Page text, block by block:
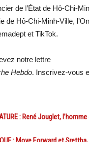
de l’État de Hô-Chi-
de Hô-Chi-Minh-Ville,
et TikTok.
notre lettre
Hebdo. Inscrivez-vous
: René Jouglet,